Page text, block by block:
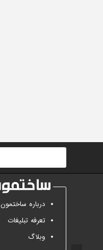
درباره ساختمون
تعرفه تبلیغات
وبلاگ